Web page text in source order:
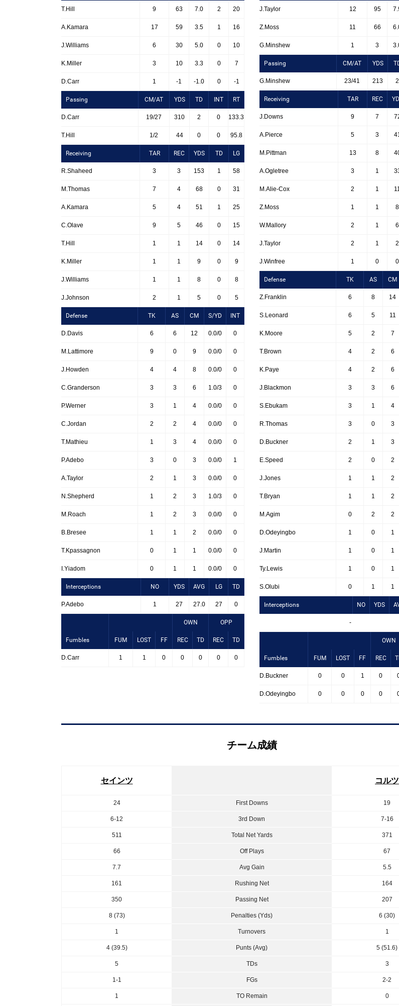
T.Hill 9 63 7.0 2 20
A.Kamara 17 59 3.5 1 16
J.Williams 6 30 5.0 0 10
K.Miller 3 10 3.3 0 7
D.Carr 1 -1 -1.0 0 -1
Passing CM/AT YDS TD INT RT
D.Carr 19/27 310 2 0 133.3
T.Hill 1/2 44 0 0 95.8
Receiving TAR REC YDS TD LG
R.Shaheed 3 3 153 1 58
M.Thomas 7 4 68 0 31
A.Kamara 5 4 51 1 25
C.Olave 9 5 46 0 15
T.Hill 1 1 14 0 14
K.Miller 1 1 9 0 9
J.Williams 1 1 8 0 8
J.Johnson 2 1 5 0 5
Defense TK AS CM S/YD INT
D.Davis 6 6 12 0.0/0 0
M.Lattimore 9 0 9 0.0/0 0
J.Howden 4 4 8 0.0/0 0
C.Granderson 3 3 6 1.0/3 0
P.Werner 3 1 4 0.0/0 0
C.Jordan 2 2 4 0.0/0 0
T.Mathieu 1 3 4 0.0/0 0
P.Adebo 3 0 3 0.0/0 1
A.Taylor 2 1 3 0.0/0 0
N.Shepherd 1 2 3 1.0/3 0
M.Roach 1 2 3 0.0/0 0
B.Bresee 1 1 2 0.0/0 0
T.Kpassagnon 0 1 1 0.0/0 0
I.Yiadom 0 1 1 0.0/0 0
Interceptions NO YDS AVG LG TD
P.Adebo 1 27 27.0 27 0
OWN OPP
Fumbles FUM LOST FF REC TD REC TD
D.Carr 1 1 0 0 0 0 0
J.Taylor 12 95
Z.Moss 11 66
G.Minshew 1 3
Passing CM/AT YDS
G.Minshew 23/41 213 2
Receiving TAR REC
J.Downs 9 7
A.Pierce 5 3
M.Pittman 13 8
A.Ogletree 3 1
M.Alie-Cox 2 1
Z.Moss 1 1 8
W.Mallory 2 1 6
J.Taylor 2 1 2
J.Winfree 1 0 0
Defense TK AS CM
Z.Franklin 6 8 14
S.Leonard 6 5 11
K.Moore 5 2 7
T.Brown 4 2 6
K.Paye 4 2 6
J.Blackmon 3 3 6
S.Ebukam 3 1 4
R.Thomas 3 0 3
D.Buckner 2 1 3
E.Speed 2 0 2
J.Jones 1 1 2
T.Bryan 1 1 2
M.Agim 0 2 2
D.Odeyingbo 1 0 1
J.Martin 1 0 1
Ty.Lewis 1 0 1
S.Olubi 0 1 1
Interceptions NO YDS
-
OWN
Fumbles FUM LOST FF REC
D.Buckner 0 0 1 0
D.Odeyingbo 0 0 0 0
チーム成績
セインツ コルツ
24 First Downs 19
6-12 3rd Down 7-16
511 Total Net Yards 371
66 Off Plays 67
7.7 Avg Gain 5.5
161 Rushing Net 164
350 Passing Net 207
8 (73) Penalties (Yds) 6 (30)
1 Turnovers 1
4 (39.5) Punts (Avg) 5 (51.6)
5 TDs 3
1-1 FGs 2-2
1 TO Remain 0